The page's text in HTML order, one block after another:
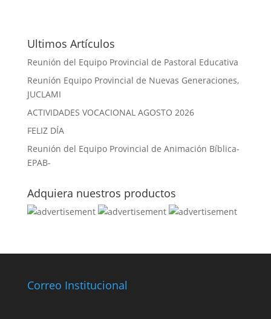
Ultimos Artículos
Reunión del Equipo Provincial de Pastoral Educativa
Reunión Equipo Provincial de Nuevas Generaciones,
JUCLAMI
ACTIVIDADES VOCACIONAL AGOSTO 2026
FELIZ DÍA
Reunión del Equipo Provincial de Animación Bíblica-
EPAB-
Adquiera nuestros productos
Correo Institucional